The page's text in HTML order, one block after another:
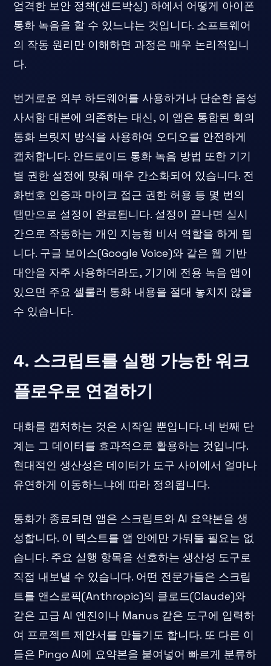
엄격한 보안 정책(샌드박싱) 하에서 어떻게 아이폰
통화 녹음을 할 수 있느냐는 것입니다. 소프트웨어
의 작동 원리만 이해하면 과정은 매우 논리적입니
다.
번거로운 외부 하드웨어를 사용하거나 단순한 음성
사서함 대본에 의존하는 대신, 이 앱은 통합된 회의
통화 브릿지 방식을 사용하여 오디오를 안전하게
캡처합니다. 안드로이드 통화 녹음 방법 또한 기기
별 권한 설정에 맞춰 매우 간소화되어 있습니다. 전
화번호 인증과 마이크 접근 권한 허용 등 몇 번의
탭만으로 설정이 완료됩니다. 설정이 끝나면 실시
간으로 작동하는 개인 지능형 비서 역할을 하게 됩
니다. 구글 보이스(Google Voice)와 같은 웹 기반
대안을 자주 사용하더라도, 기기에 전용 녹음 앱이
있으면 주요 셀룰러 통화 내용을 절대 놓치지 않을
수 있습니다.
4. 스크립트를 실행 가능한 워크
플로우로 연결하기
대화를 캡처하는 것은 시작일 뿐입니다. 네 번째 단
계는 그 데이터를 효과적으로 활용하는 것입니다.
현대적인 생산성은 데이터가 도구 사이에서 얼마나
유연하게 이동하느냐에 따라 정의됩니다.
통화가 종료되면 앱은 스크립트와 AI 요약본을 생
성합니다. 이 텍스트를 앱 안에만 가둬둘 필요는 없
습니다. 주요 실행 항목을 선호하는 생산성 도구로
직접 내보낼 수 있습니다. 어떤 전문가들은 스크립
트를 앤스로픽(Anthropic)의 클로드(Claude)와
같은 고급 AI 엔진이나 Manus 같은 도구에 입력하
여 프로젝트 제안서를 만들기도 합니다. 또 다른 이
들은 Pingo AI에 요약본을 붙여넣어 빠르게 분류하